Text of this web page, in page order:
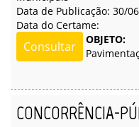
Data de Publicação: 30/
Data do Certame:
Consultar
OBJETO:
CONCORRÊNCIA-